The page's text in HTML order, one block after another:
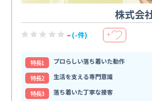
株式会
- (-件) ＋
特⻑1
プロらしい落ち着いた動作
特⻑2
生活を支える専門意識
特⻑3
落ち着いた丁寧な接客